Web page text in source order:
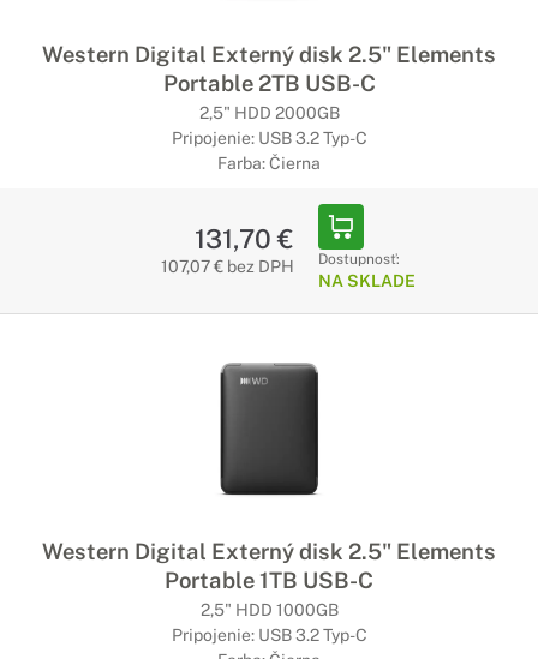
Western Digital Externý disk 2.5" Elements
Portable 2TB USB-C
2,5" HDD 2000GB
Pripojenie: USB 3.2 Typ-C
Farba: Čierna
131,70 €
107,07 € bez DPH Dostupnosť:
NA SKLADE
Western Digital Externý disk 2.5" Elements
Portable 1TB USB-C
2,5" HDD 1000GB
Pripojenie: USB 3.2 Typ-C